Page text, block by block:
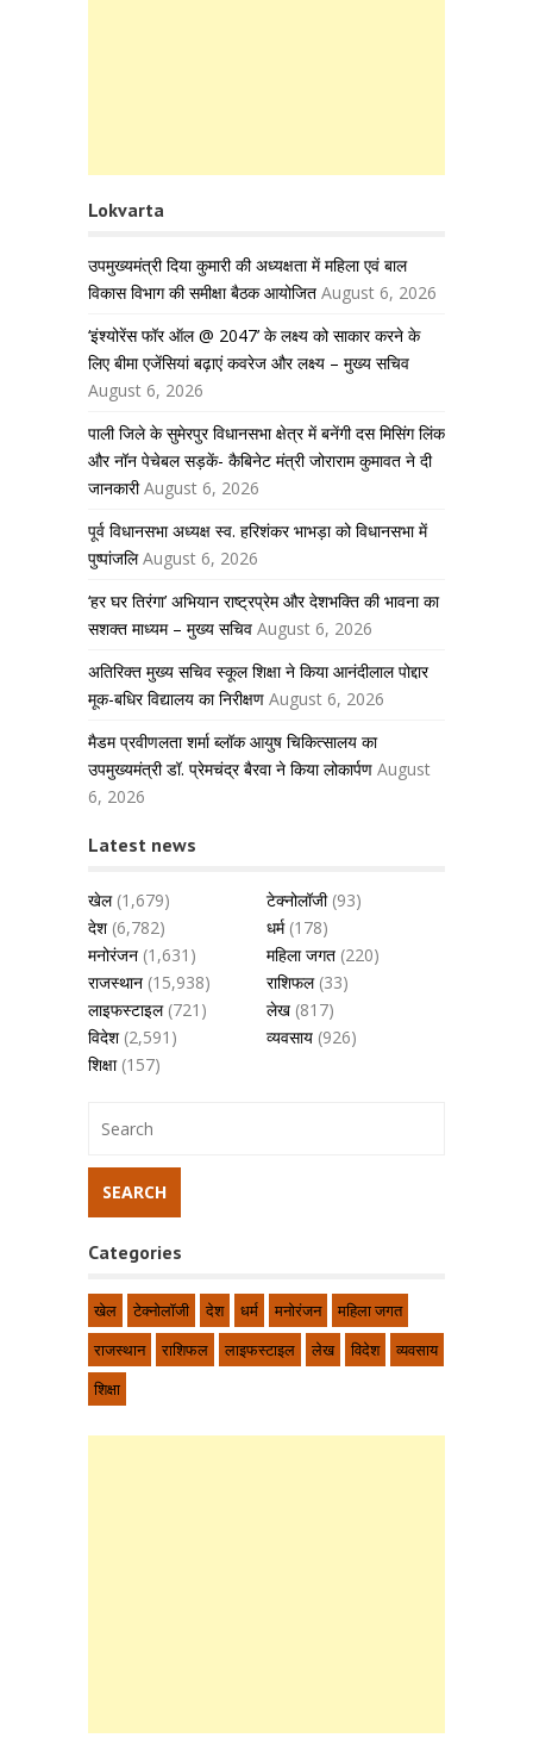
Lokvarta
उपमुख्यमंत्री दिया कुमारी की अध्यक्षता में महिला एवं बाल
विकास विभाग की समीक्षा बैठक आयोजित August 6, 2026
‘इंश्योरेंस फॉर ऑल @ 2047’ के लक्ष्य को साकार करने के
लिए बीमा एजेंसियां बढ़ाएं कवरेज और लक्ष्य – मुख्य सचिव
August 6, 2026
पाली जिले के सुमेरपुर विधानसभा क्षेत्र में बनेंगी दस मिसिंग लिंक
और नॉन पेचेबल सड़कें- कैबिनेट मंत्री जोराराम कुमावत ने दी
जानकारी August 6, 2026
पूर्व विधानसभा अध्यक्ष स्व. हरिशंकर भाभड़ा को विधानसभा में
पुष्पांजलि August 6, 2026
‘हर घर तिरंगा’ अभियान राष्ट्रप्रेम और देशभक्ति की भावना का
सशक्त माध्यम – मुख्य सचिव August 6, 2026
अतिरिक्त मुख्य सचिव स्कूल शिक्षा ने किया आनंदीलाल पोद्दार
मूक-बधिर विद्यालय का निरीक्षण August 6, 2026
मैडम प्रवीणलता शर्मा ब्लॉक आयुष चिकित्सालय का
उपमुख्यमंत्री डॉ. प्रेमचंद्र बैरवा ने किया लोकार्पण August
6, 2026
Latest news
खेल(1,679) टेक्नोलॉजी(93)
देश(6,782) धर्म(178)
मनोरंजन (1,631) महिला जगत (220)
राजस्थान (15,938) राशिफल(33)
लाइफस्टाइल(721) लेख (817)
विदेश(2,591) व्यवसाय (926)
शिक्षा(157)
Categories
खेल टेक्नोलॉजी देश धर्म मनोरंजन
महिला जगत
राजस्थान
राशिफल लाइफस्टाइल लेख विदेश
व्यवसाय
शिक्षा